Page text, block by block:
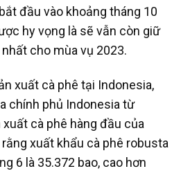
đầu vào khoảng tháng 10
hy vọng là sẽ vẫn còn giữ
cho mùa vụ 2023.
xuất cà phê tại Indonesia,
chính phủ Indonesia từ
cà phê hàng đầu của
xuất khẩu cà phê robusta
6 là 35.372 bao, cao hơn